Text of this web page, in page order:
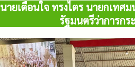
นายเตือนใจ ทรงไตร นายกเทศ
รัฐมนตรีว่าการก